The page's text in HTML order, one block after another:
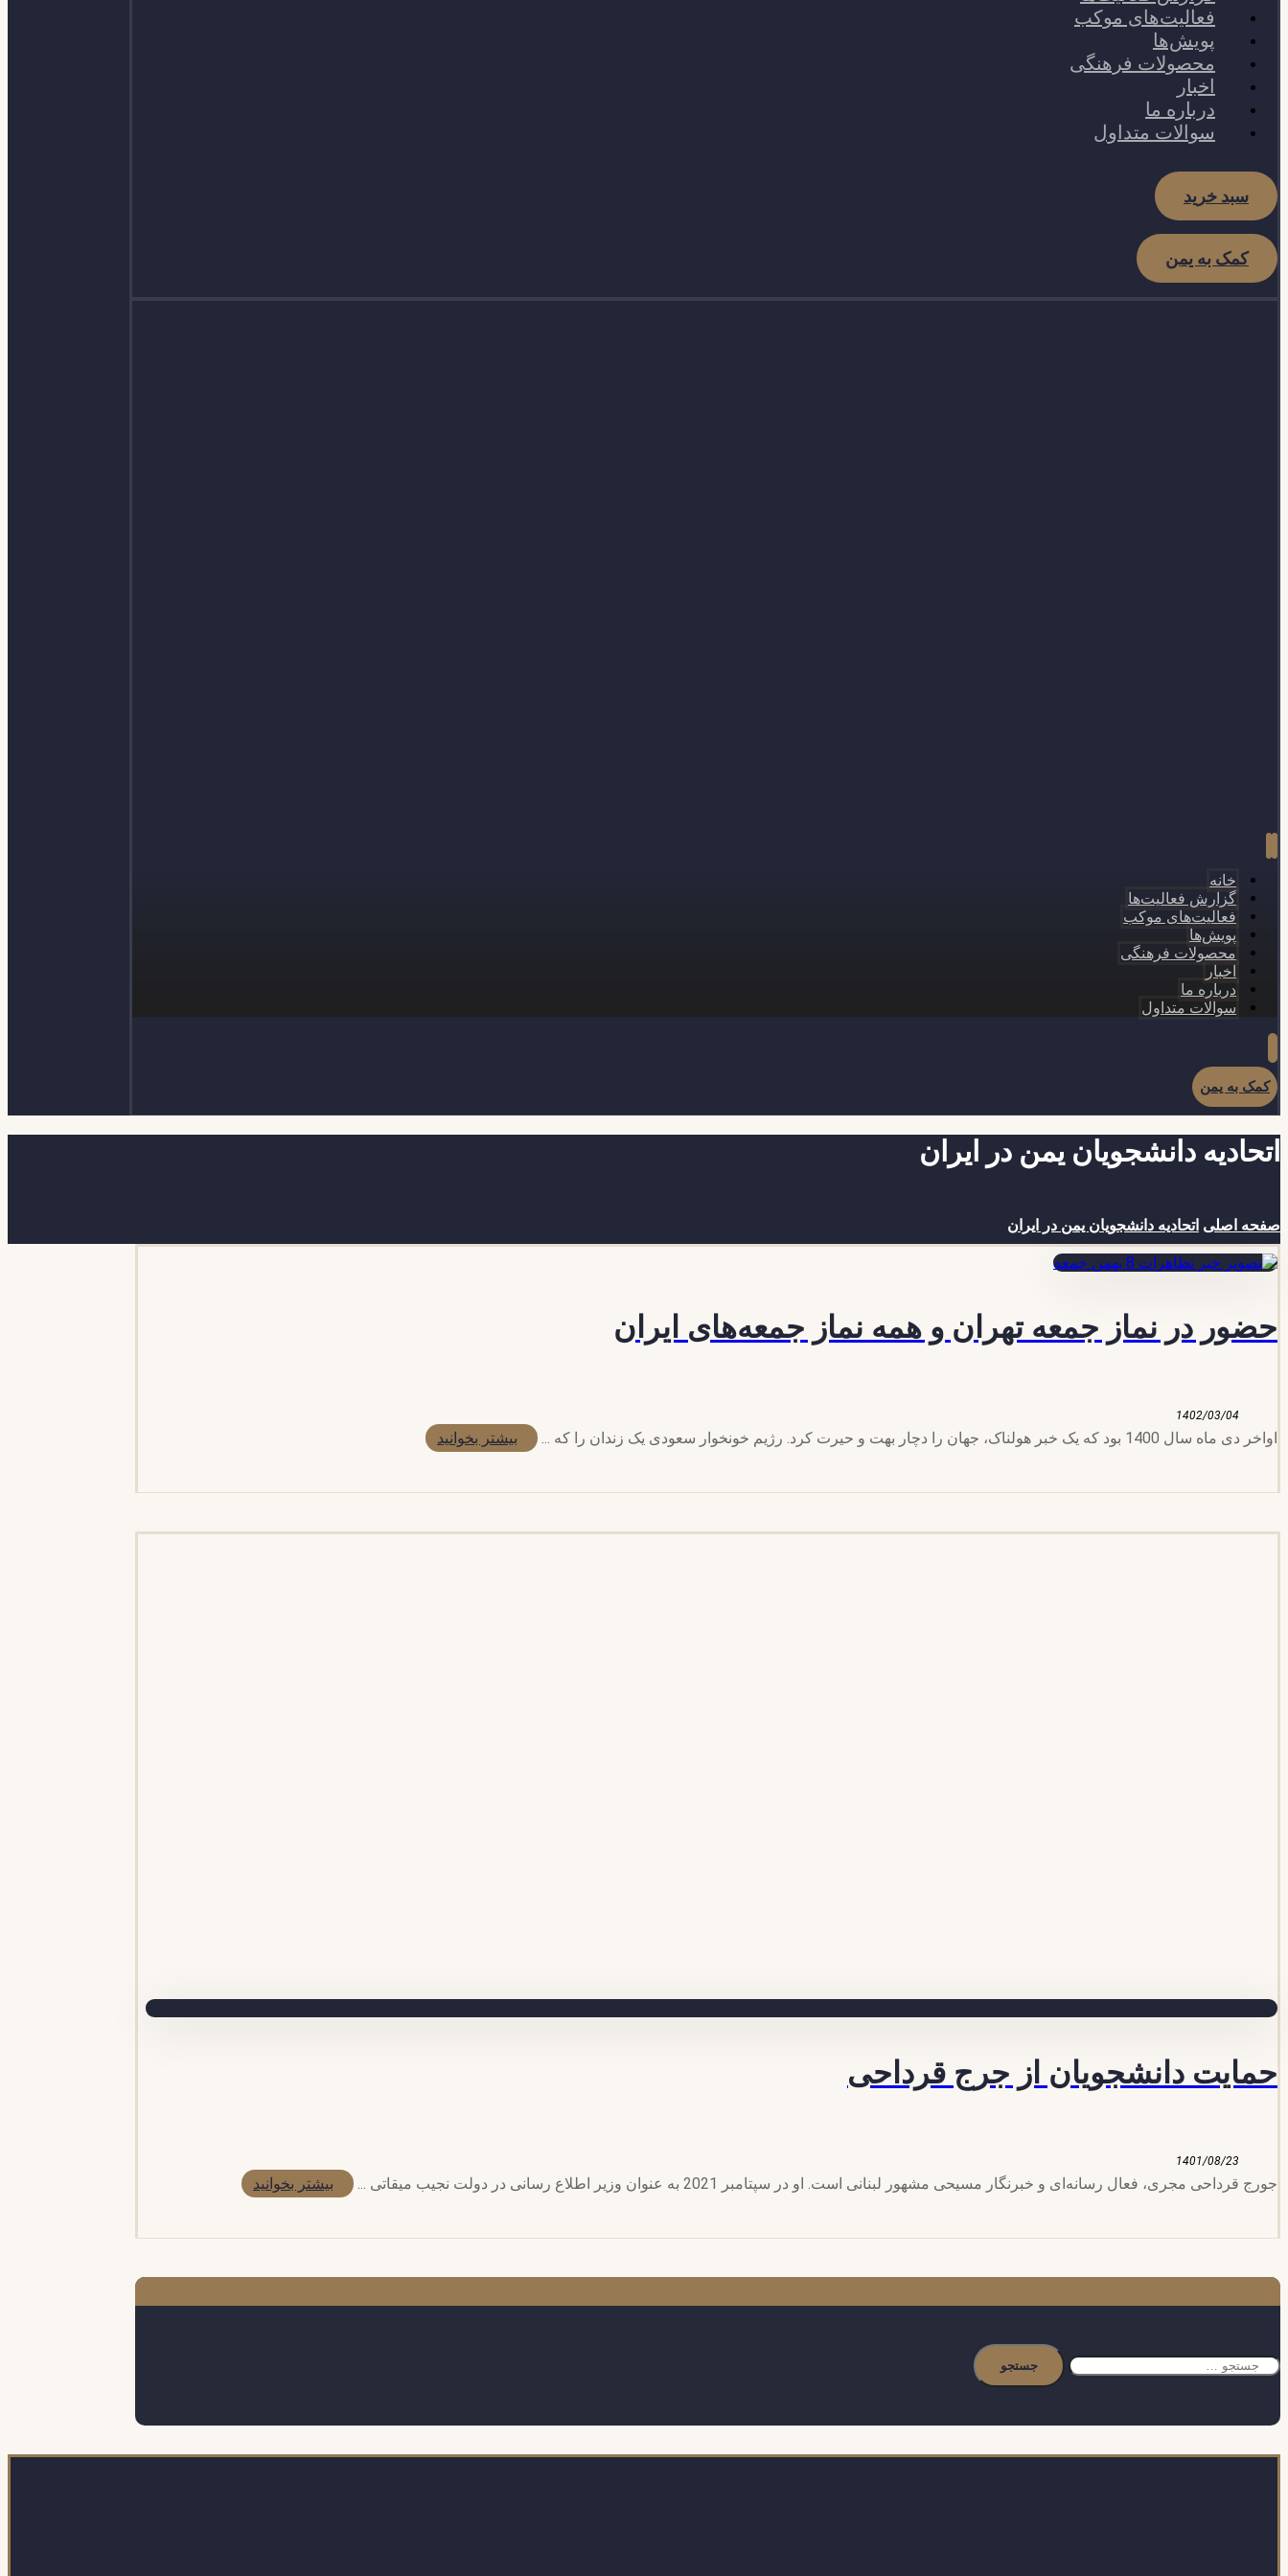
فعالیت‌های موکب
پویش‌ها
محصولات فرهنگی
اخبار
درباره ما
سوالات متداول
سبد خرید
کمک به یمن
خانه
گزارش فعالیت‌ها
فعالیت‌های موکب
پویش‌ها
محصولات فرهنگی
اخبار
درباره ما
سوالات متداول
کمک به یمن
اتحادیه دانشجویان یمن در ایران
صفحه اصلی اتحادیه دانشجویان یمن در ایران
حضور در نماز جمعه تهران و همه نماز جمعه‌های ایران
1402/03/04
اواخر دی ماه سال 1400 بود که یک خبر هولناک، جهان را دچار بهت و حیرت کرد. رژیم خونخوار سعودی یک زندان را که ... بیشتر بخوانید
حمایت دانشجویان از جرج قرداحی
1401/08/23
جورج قرداحی مجری، فعال رسانه‌ای و خبرنگار مسیحی مشهور لبنانی است. او در سپتامبر 2021 به عنوان وزیر اطلاع رسانی در دولت نجیب میقاتی ... بیشتر بخوانید
برای: